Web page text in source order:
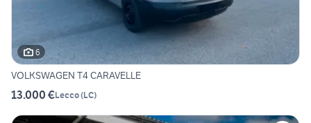
6
VOLKSWAGEN T4 CARAVELLE
13.000 €Lecco(LC)